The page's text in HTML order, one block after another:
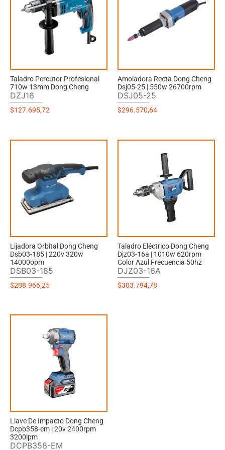
Taladro Percutor Profesional
710w 13mm Dong Cheng
DZJ16
$127.695,72
Amoladora Recta Dong Cheng
Dsj05-25 | 550w 26700rpm
DSJ05-25
$296.570,64
Lijadora Orbital Dong Cheng
Dsb03-185 | 220v 320w
14000opm
DSB03-185
$288.966,25
Taladro Eléctrico Dong Cheng
Djz03-16a | 1010w 620rpm
Color Azul Frecuencia 50hz
DJZ03-16A
$303.794,78
Llave De Impacto Dong Cheng
Dcpb358-em | 20v 2400rpm
3200ipm
DCPB358-EM